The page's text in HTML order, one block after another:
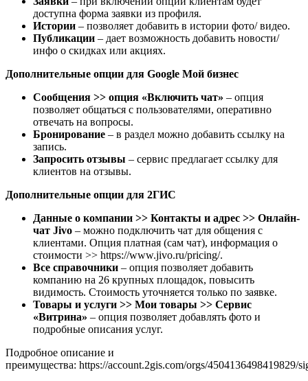
доступна форма заявки из профиля.
Истории – позволяет добавить в истории фото/ видео.
Публикации – дает возможность добавить новости/
инфо о скидках или акциях.
Дополнительные опции для Google Мой бизнес
Сообщения >> опция «Включить чат» – опция
позволяет общаться с пользователями, оперативно
отвечать на вопросы.
Бронирование – в раздел можно добавить ссылку на
запись.
Запросить отзывы – сервис предлагает ссылку для
клиентов на отзывы.
Дополнительные опции для 2ГИС
Данные о компании >> Контакты и адрес >> Онлайн-
чат Jivo – можно подключить чат для общения с
клиентами. Опция платная (сам чат), информация о
стоимости >> https://www.jivo.ru/pricing/.
Все справочники – опция позволяет добавить
компанию на 26 крупных площадок, повысить
видимость. Стоимость уточняется только по заявке.
Товары и услуги >> Мои товары >> Сервис
«Витрина» – опция позволяет добавлять фото и
подробные описания услуг.
Подробное описание и
преимущества: https://account.2gis.com/orgs/4504136498419829/